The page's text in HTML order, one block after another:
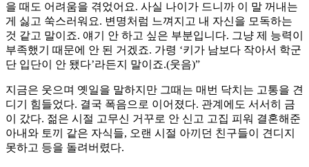
을 때도 어려움을 겪었어요. 사실 나이가 드니까 이 말 꺼내는
게 싫고 쑥스러워요. 변명처럼 느껴지고 내 자신을 모독하는
것 같고 말이죠. 얘기 안 하고 싶은 부분입니다. 그냥 제 능력이
부족했기 때문에 안 된 거겠죠. 가령 ‘키가 남보다 작아서 학군
단 입단이 안 됐다’라든지 말이죠.(웃음)”
지금은 웃으며 옛일을 말하지만 그때는 매번 닥치는 고통을 견
디기 힘들었다. 결국 폭음으로 이어졌다. 관계에도 서서히 금
이 갔다. 젊은 시절 고무신 거꾸로 안 신고 고집 피워 결혼해준
아내와 토끼 같은 자식들, 오랜 시절 아끼던 친구들이 견디지
못하고 등을 돌려버렸다.